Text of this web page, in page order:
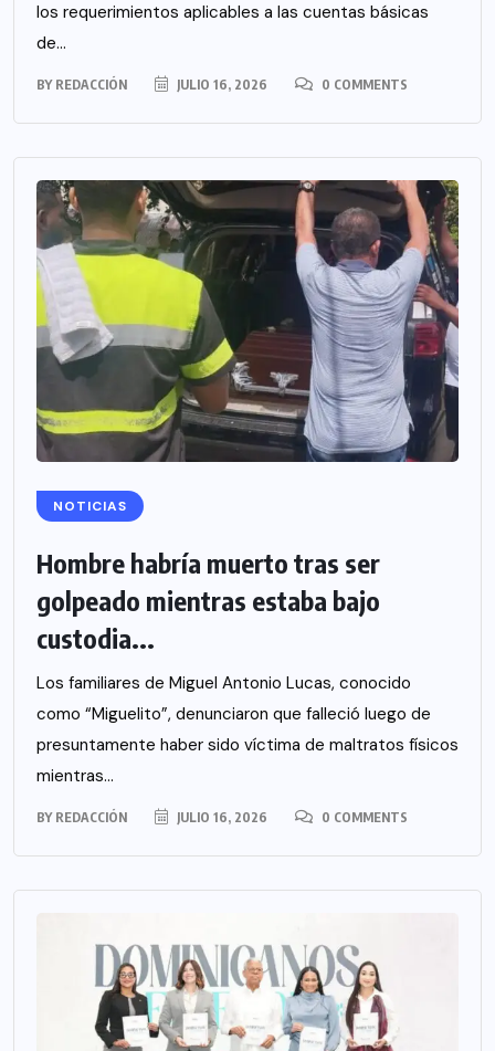
los requerimientos aplicables a las cuentas básicas
de...
BY REDACCIÓN JULIO 16, 2026 0 COMMENTS
NOTICIAS
Hombre habría muerto tras ser
golpeado mientras estaba bajo
custodia...
Los familiares de Miguel Antonio Lucas, conocido
como “Miguelito”, denunciaron que falleció luego de
presuntamente haber sido víctima de maltratos físicos
mientras...
BY REDACCIÓN JULIO 16, 2026 0 COMMENTS